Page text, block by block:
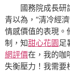
國務院成長研
青以為，“清冷經
情感價值的表現。
制，知甜心花園足
網評價在，我的咖
失衡壓力！我需要